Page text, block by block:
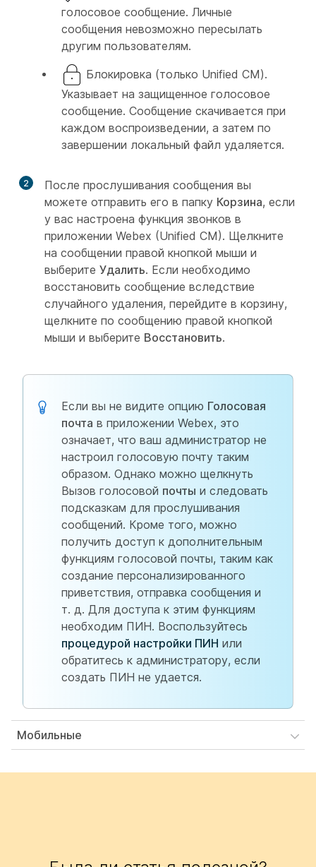
голосовое сообщение. Личные
сообщения невозможно пересылать
другим пользователям.
Блокировка (только Unified CM).
Указывает на защищенное голосовое
сообщение. Сообщение скачивается при
каждом воспроизведении, а затем по
завершении локальный файл удаляется.
2
После прослушивания сообщения вы
можете отправить его в папку Корзина, если
у вас настроена функция звонков в
приложении Webex (Unified CM). Щелкните
на сообщении правой кнопкой мыши и
выберите Удалить. Если необходимо
восстановить сообщение вследствие
случайного удаления, перейдите в корзину,
щелкните по сообщению правой кнопкой
мыши и выберите Восстановить.
Если вы не видите опцию Голосовая
почта в приложении Webex, это
означает, что ваш администратор не
настроил голосовую почту таким
образом. Однако можно щелкнуть
Вызов голосовой почты и следовать
подсказкам для прослушивания
сообщений. Кроме того, можно
получить доступ к дополнительным
функциям голосовой почты, таким как
создание персонализированного
приветствия, отправка сообщения и
т. д. Для доступа к этим функциям
необходим ПИН. Воспользуйтесь
процедурой настройки ПИН или
обратитесь к администратору, если
создать ПИН не удается.
Мобильные